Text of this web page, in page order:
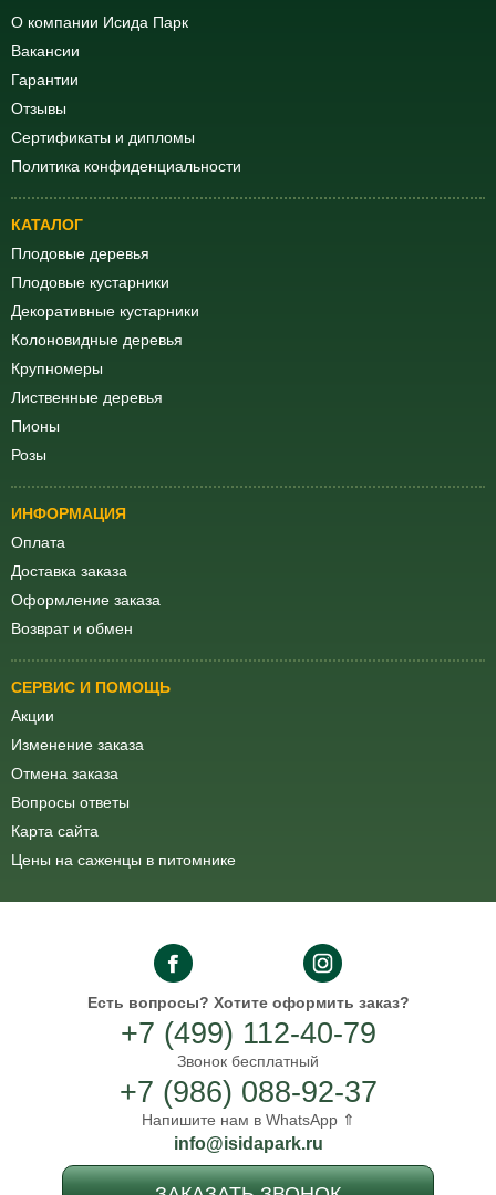
О компании Исида Парк
Вакансии
Гарантии
Отзывы
Сертификаты и дипломы
Политика конфиденциальности
КАТАЛОГ
Плодовые деревья
Плодовые кустарники
Декоративные кустарники
Колоновидные деревья
Крупномеры
Лиственные деревья
Пионы
Розы
ИНФОРМАЦИЯ
Оплата
Доставка заказа
Оформление заказа
Возврат и обмен
СЕРВИС И ПОМОЩЬ
Акции
Изменение заказа
Отмена заказа
Вопросы ответы
Карта сайта
Цены на саженцы в питомнике
Есть вопросы? Хотите оформить заказ?
+7 (499) 112-40-79
Звонок бесплатный
+7 (986) 088-92-37
Напишите нам в WhatsApp ⇑
info@isidapark.ru